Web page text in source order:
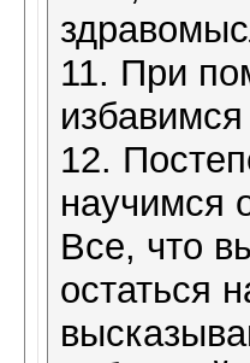
11. При
12.
научимся
Все, что
остаться